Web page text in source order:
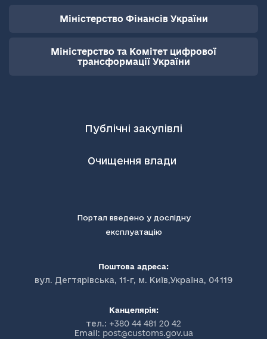
Міністерство Фінансів України
Міністерство та Комітет цифрової
трансформації України
Публічні закупівлі
Очищення влади
Портал введено у дослідну
експлуатацію
Поштова адреса:
вул. Дегтярівська, 11-г, м. Київ,Україна, 04119
Канцелярія:
тел.: +380 44 481 20 42
Email: post@customs.gov.ua